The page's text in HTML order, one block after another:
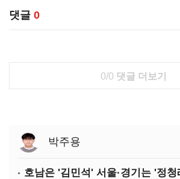
댓글 0
0/0 댓글 더보기
박주용